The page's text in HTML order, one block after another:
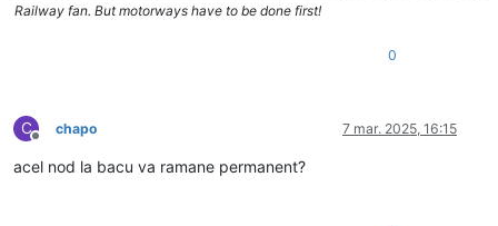
Railway fan. But motorways have to be done first!
0
C
Deconectat
chapo 7 mar. 2025, 16:15
acel nod la bacu va ramane permanent?